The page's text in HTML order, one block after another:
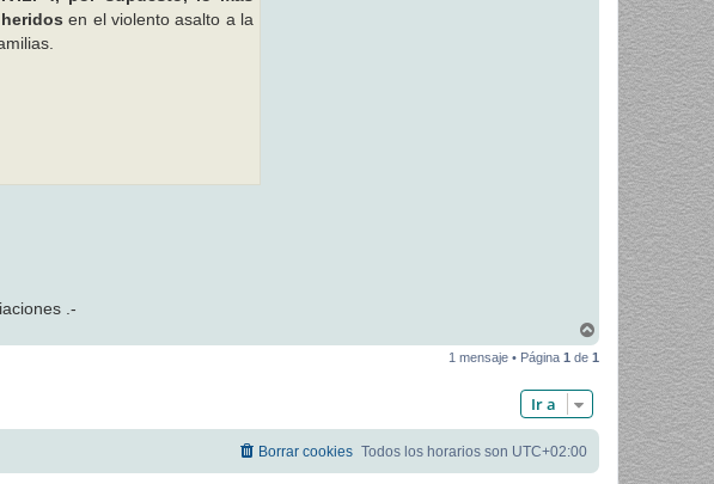
en el violento asalto a la
.-
r
1 mensaje • Página 1 de 1
Ir a
Todos los horarios son UTC+02:00
Borrar cookies